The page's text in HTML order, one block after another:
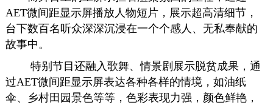
AET微间距显示屏播放人物短片，展示超高清细节，
台下数百名听众深深沉浸在一个个感人、无私奉献的
故事中。
特别节目还融入歌舞、情景剧展示脱贫成果，通
过AET微间距显示屏表达各种各样的情境，如油纸
伞、乡村田园景色等等，色彩表现力强，颜色鲜艳，